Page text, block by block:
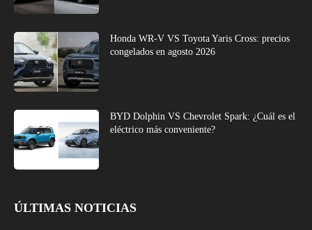
Honda WR-V VS Toyota Yaris Cross: precios
congelados en agosto 2026
BYD Dolphin VS Chevrolet Spark: ¿Cuál es el
eléctrico más conveniente?
ÚLTIMAS NOTICIAS